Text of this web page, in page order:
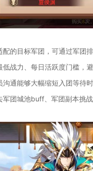
的目标军团，可通过军团
战力、每日活跃度门槛，
通能够大幅缩短入团等待
团城池buff、军团副本挑